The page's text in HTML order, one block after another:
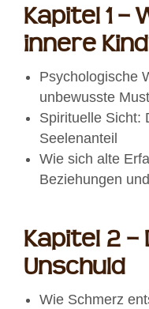
Kapitel 1 –
innere
Psychologische
unbewusste
Spirituelle Sicht:
Seelenanteil
Wie sich alte
Beziehungen
Kapitel 2 –
Unschuld
Wie Schmerz